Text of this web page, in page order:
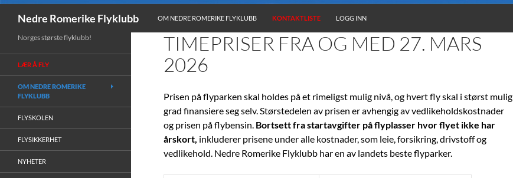
Nedre Romerike Flyklubb
OM NEDRE ROMERIKE FLYKLUBB
KONTAKTLISTE LOGG INN
TIMEPRISER FRA OG MED 27. MARS
2026
Prisen på flyparken skal holdes på et rimeligst mulig nivå, og hvert fly skal i størst mulig
grad finansiere seg selv. Størstedelen av prisen er avhengig av vedlikeholdskostnader
og prisen på flybensin. Bortsett fra startavgifter på flyplasser hvor flyet ikke har
årskort, inkluderer prisene under alle kostnader, som leie, forsikring, drivstoff og
vedlikehold. Nedre Romerike Flyklubb har en av landets beste flyparker.
Norges største flyklubb!
LÆR Å FLY
OM NEDRE ROMERIKE
FLYKLUBB
FLYSKOLEN
FLYSIKKERHET
NYHETER